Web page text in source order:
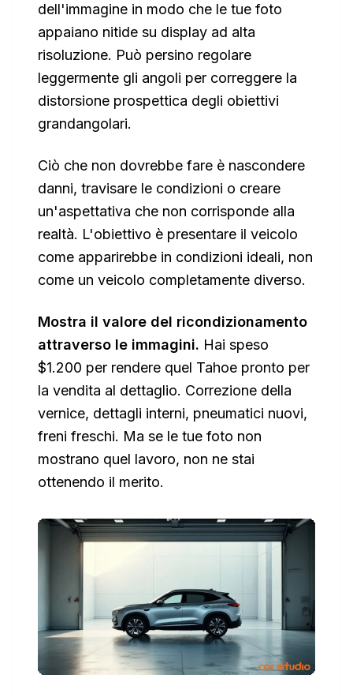
dell'immagine in modo che le tue foto
appaiano nitide su display ad alta
risoluzione. Può persino regolare
leggermente gli angoli per correggere la
distorsione prospettica degli obiettivi
grandangolari.
Ciò che non dovrebbe fare è nascondere
danni, travisare le condizioni o creare
un'aspettativa che non corrisponde alla
realtà. L'obiettivo è presentare il veicolo
come apparirebbe in condizioni ideali, non
come un veicolo completamente diverso.
Mostra il valore del ricondizionamento
attraverso le immagini. Hai speso
$1.200 per rendere quel Tahoe pronto per
la vendita al dettaglio. Correzione della
vernice, dettagli interni, pneumatici nuovi,
freni freschi. Ma se le tue foto non
mostrano quel lavoro, non ne stai
ottenendo il merito.